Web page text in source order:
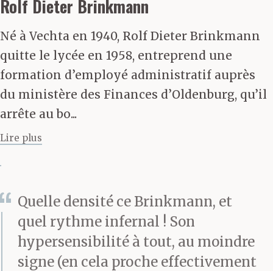
jardinets bourlinguent
en Sight-Seeing-Tour à
bord des cars, les yeux
écarquillés, des
marchands ambulants
cartes postales,
dimanche après-midi,
alors que je faisais ma
Rolf Dieter Brinkmann
Né à Vechta en 1940, Rolf Dieter Brinkmann
quitte le lycée en 1958, entreprend une
formation d’employé administratif auprès
du ministère des Finances d’Oldenburg, qu’il
arrête au bo...
Lire plus
Quelle densité ce Brinkmann, et
quel rythme infernal ! Son
hypersensibilité à tout, au moindre
signe (en cela proche effectivement